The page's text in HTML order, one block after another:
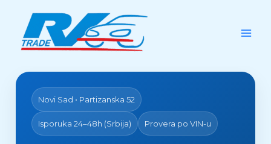
content
Novi Sad • Partizanska 52
Isporuka 24–48h (Srbija) Provera po VIN-u